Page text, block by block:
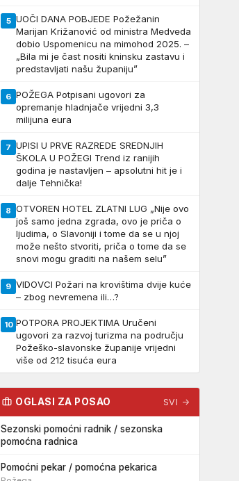
5 UOČI DANA POBJEDE Požežanin
Marijan Križanović od ministra Medveda
dobio Uspomenicu na mimohod 2025. –
„Bila mi je čast nositi kninsku zastavu i
predstavljati našu županiju”
6 POŽEGA Potpisani ugovori za
opremanje hladnjače vrijedni 3,3
milijuna eura
7 UPISI U PRVE RAZREDE SREDNJIH
ŠKOLA U POŽEGI Trend iz ranijih
godina je nastavljen – apsolutni hit je i
dalje Tehnička!
8 OTVOREN HOTEL ZLATNI LUG „Nije ovo
još samo jedna zgrada, ovo je priča o
ljudima, o Slavoniji i tome da se u njoj
može nešto stvoriti, priča o tome da se
snovi mogu graditi na našem selu”
9 VIDOVCI Požari na krovištima dvije kuće
– zbog nevremena ili…?
10 POTPORA PROJEKTIMA Uručeni
ugovori za razvoj turizma na području
Požeško-slavonske županije vrijedni
više od 212 tisuća eura
OGLASI ZA POSAO SVI →
Sezonski pomoćni radnik / sezonska
pomoćna radnica
Pomoćni pekar / pomoćna pekarica